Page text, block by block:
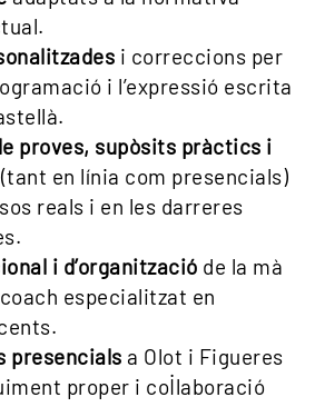
i correccions per
i l’expressió escrita
proves, supòsits pràctics i
(tant en línia com presencials)
reals i en les darreres
i d’organització de la mà
especialitzat en
presencials a Olot i Figueres
proper i col·laboració